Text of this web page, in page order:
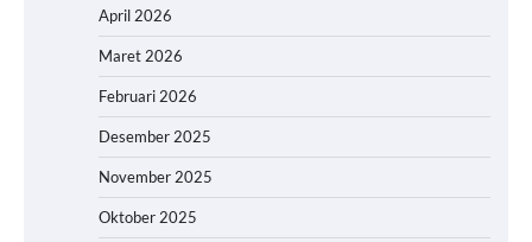
April 2026
Maret 2026
Februari 2026
Desember 2025
November 2025
Oktober 2025